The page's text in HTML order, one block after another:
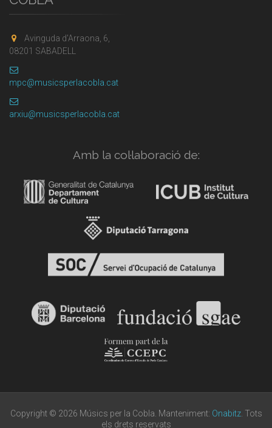
Avinguda d'Arraona, 6,
08201 SABADELL
mpc@musicsperlacobla.cat
arxiu@musicsperlacobla.cat
Amb la col·laboració de:
Copyright © 2026 Músics per la Cobla. Manteniment: Onabitz. Tots
els drets reservats